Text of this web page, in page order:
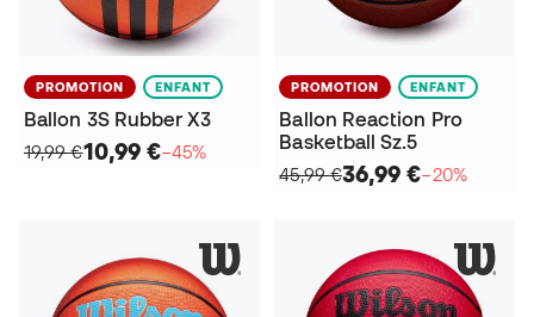
PROMOTION ENFANT
Ballon 3S Rubber X3
19,99 €10,99 €−45%
PROMOTION ENFANT
Ballon Reaction Pro
Basketball Sz.5
45,99 €36,99 €−20%